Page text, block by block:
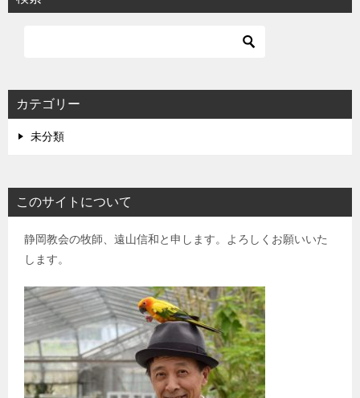
カテゴリー
未分類
このサイトについて
静岡教会の牧師、遠山信和と申します。よろしくお願いいた
します。